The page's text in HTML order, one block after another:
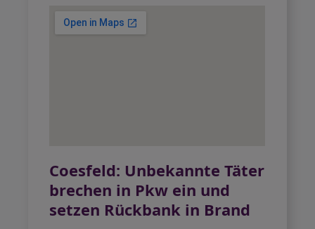
Coesfeld: Unbekannte Täter
brechen in Pkw ein und
setzen Rückbank in Brand